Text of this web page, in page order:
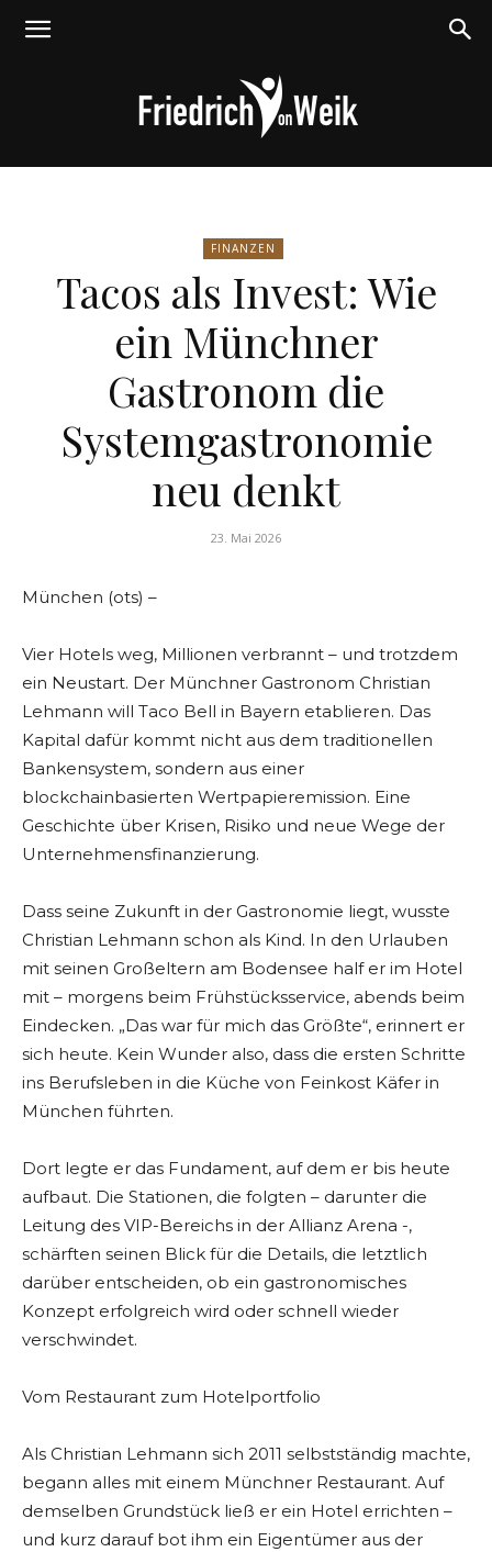
von
Weik
FINANZEN
Tacos als Invest: Wie
ein Münchner
Gastronom die
Systemgastronomie
neu denkt
23. Mai 2026
München (ots) –
Vier Hotels weg, Millionen verbrannt – und trotzdem
ein Neustart. Der Münchner Gastronom Christian
Lehmann will Taco Bell in Bayern etablieren. Das
Kapital dafür kommt nicht aus dem traditionellen
Bankensystem, sondern aus einer
blockchainbasierten Wertpapieremission. Eine
Geschichte über Krisen, Risiko und neue Wege der
Unternehmensfinanzierung.
Dass seine Zukunft in der Gastronomie liegt, wusste
Christian Lehmann schon als Kind. In den Urlauben
mit seinen Großeltern am Bodensee half er im Hotel
mit – morgens beim Frühstücksservice, abends beim
Eindecken. „Das war für mich das Größte“, erinnert er
sich heute. Kein Wunder also, dass die ersten Schritte
ins Berufsleben in die Küche von Feinkost Käfer in
München führten.
Dort legte er das Fundament, auf dem er bis heute
aufbaut. Die Stationen, die folgten – darunter die
Leitung des VIP-Bereichs in der Allianz Arena -,
schärften seinen Blick für die Details, die letztlich
darüber entscheiden, ob ein gastronomisches
Konzept erfolgreich wird oder schnell wieder
verschwindet.
Vom Restaurant zum Hotelportfolio
Als Christian Lehmann sich 2011 selbstständig machte,
begann alles mit einem Münchner Restaurant. Auf
demselben Grundstück ließ er ein Hotel errichten –
und kurz darauf bot ihm ein Eigentümer aus der